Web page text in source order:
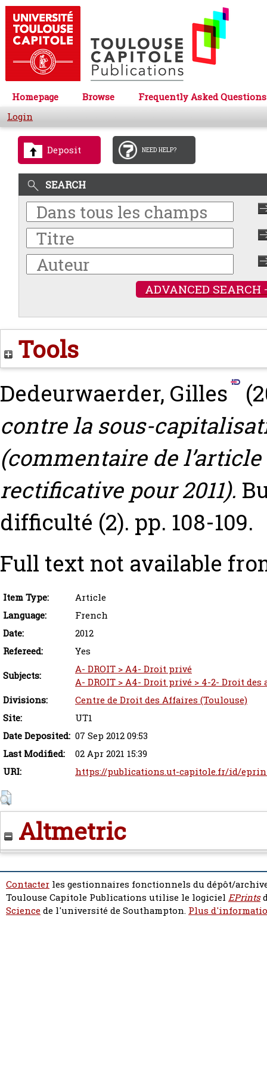
Homepage Browse
Frequently Asked Questions
Login
Deposit NEED HELP?
SEARCH
ADVANCED SEARCH
Tools
Dedeurwaerder, Gilles
contre la sous-
(commentaire de
rectificative pour 2011).
difficulté (2). pp. 108-109.
Full text not available
Item Type:
Article
Language:
French
Date:
2012
Refereed:
Yes
Subjects:
A- DROIT > A4- Droit privé
A- DROIT > A4- Droit privé > 4-2- Droit
Divisions:
Centre de Droit des Affaires (Toulouse)
Site:
UT1
Date Deposited: 07 Sep 2012 09:53
Last Modified:
02 Apr 2021 15:39
URI:
https://publications.ut-capitole.fr/id/
Altmetric
Contacter les gestionnaires fonctionnels du dépôt/
Toulouse Capitole Publications utilise le logiciel EPrints
Sciencede l'université de Southampton. Plus